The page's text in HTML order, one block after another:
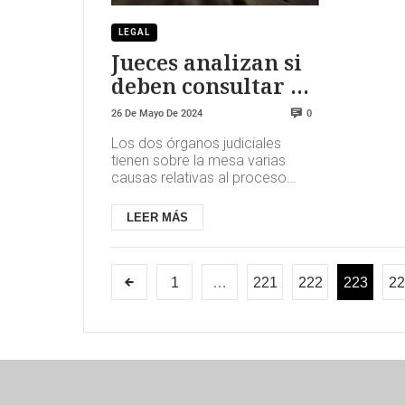
LEGAL
Jueces analizan si
deben consultar al
TC y al TJUE por la
amnistía
26 De Mayo De 2024 0
Los dos órganos judiciales
tienen sobre la mesa varias
causas relativas al proceso
caso de dudas, pueden
consultar ...
LEER MÁS
1 … 221 222 223